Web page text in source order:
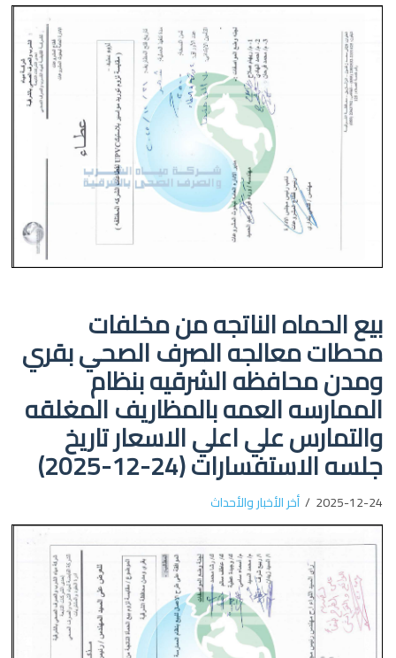
بيع الحماه الناتجه من مخلفات
محطات معالجه الصرف الصحي بقري
ومدن محافظه الشرقيه بنظام
الممارسه العمه بالمظاريف المغلقه
والتمارس علي اعلي الاسعار تاريخ
جلسه الاستفسارات (24-12-2025)
2025-12-24 أخر الأخبار والأحداث